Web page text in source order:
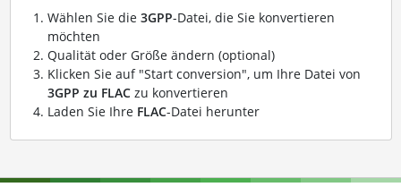
Wählen Sie die 3GPP-Datei, die Sie konvertieren
möchten
Qualität oder Größe ändern (optional)
Klicken Sie auf "Start conversion", um Ihre Datei von
3GPP zu FLACzu konvertieren
Laden Sie Ihre FLAC-Datei herunter